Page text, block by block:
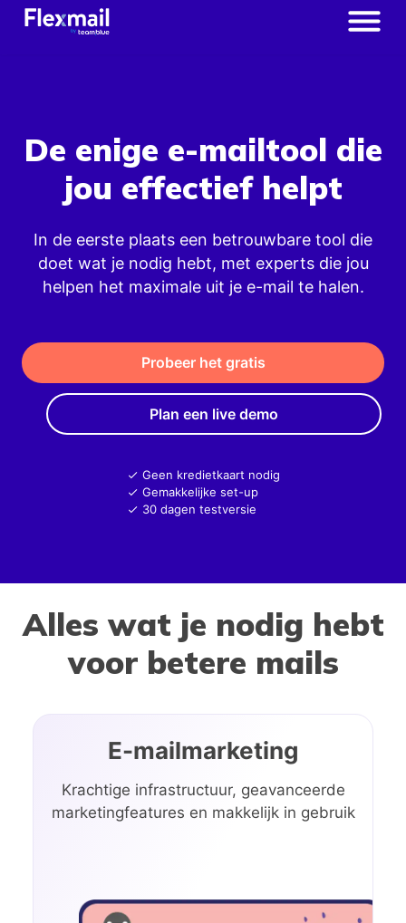
De enige e-mailtool die
jou effectief helpt
In de eerste plaats een betrouwbare tool die
doet wat je nodig hebt, met experts die jou
helpen het maximale uit je e-mail te halen.
Probeer het gratis
Plan een live demo
Geen kredietkaart nodig
Gemakkelijke set-up
30 dagen testversie
Alles wat je nodig hebt
voor betere mails
E-mailmarketing
Krachtige infrastructuur, geavanceerde
marketingfeatures en makkelijk in gebruik